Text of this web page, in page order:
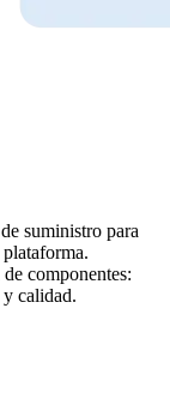
suministro para
componentes:
calidad.